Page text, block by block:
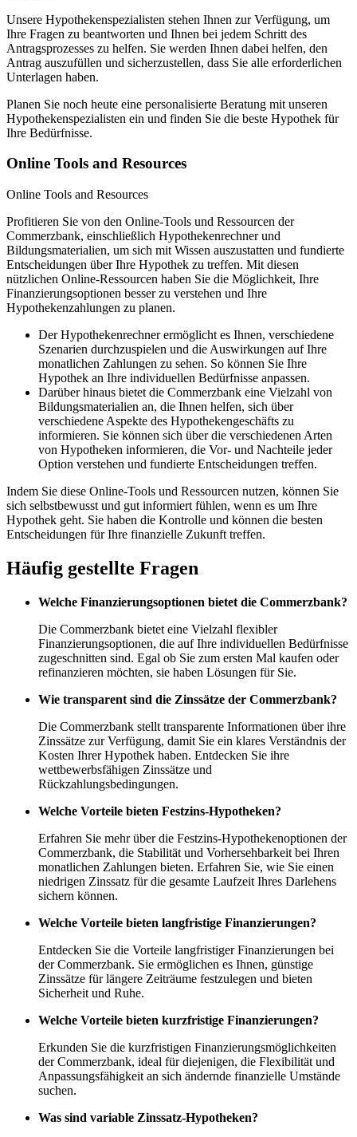
Unsere Hypothekenspezialisten stehen Ihnen zur Verfügung, um
Ihre Fragen zu beantworten und Ihnen bei jedem Schritt des
Antragsprozesses zu helfen. Sie werden Ihnen dabei helfen, den
Antrag auszufüllen und sicherzustellen, dass Sie alle erforderlichen
Unterlagen haben.
Planen Sie noch heute eine personalisierte Beratung mit unseren
Hypothekenspezialisten ein und finden Sie die beste Hypothek für
Ihre Bedürfnisse.
Online Tools and Resources
Online Tools and Resources
Profitieren Sie von den Online-Tools und Ressourcen der
Commerzbank, einschließlich Hypothekenrechner und
Bildungsmaterialien, um sich mit Wissen auszustatten und fundierte
Entscheidungen über Ihre Hypothek zu treffen. Mit diesen
nützlichen Online-Ressourcen haben Sie die Möglichkeit, Ihre
Finanzierungsoptionen besser zu verstehen und Ihre
Hypothekenzahlungen zu planen.
Der Hypothekenrechner ermöglicht es Ihnen, verschiedene
Szenarien durchzuspielen und die Auswirkungen auf Ihre
monatlichen Zahlungen zu sehen. So können Sie Ihre
Hypothek an Ihre individuellen Bedürfnisse anpassen.
Darüber hinaus bietet die Commerzbank eine Vielzahl von
Bildungsmaterialien an, die Ihnen helfen, sich über
verschiedene Aspekte des Hypothekengeschäfts zu
informieren. Sie können sich über die verschiedenen Arten
von Hypotheken informieren, die Vor- und Nachteile jeder
Option verstehen und fundierte Entscheidungen treffen.
Indem Sie diese Online-Tools und Ressourcen nutzen, können Sie
sich selbstbewusst und gut informiert fühlen, wenn es um Ihre
Hypothek geht. Sie haben die Kontrolle und können die besten
Entscheidungen für Ihre finanzielle Zukunft treffen.
Häufig gestellte Fragen
Welche Finanzierungsoptionen bietet die Commerzbank?
Die Commerzbank bietet eine Vielzahl flexibler
Finanzierungsoptionen, die auf Ihre individuellen Bedürfnisse
zugeschnitten sind. Egal ob Sie zum ersten Mal kaufen oder
refinanzieren möchten, sie haben Lösungen für Sie.
Wie transparent sind die Zinssätze der Commerzbank?
Die Commerzbank stellt transparente Informationen über ihre
Zinssätze zur Verfügung, damit Sie ein klares Verständnis der
Kosten Ihrer Hypothek haben. Entdecken Sie ihre
wettbewerbsfähigen Zinssätze und
Rückzahlungsbedingungen.
Welche Vorteile bieten Festzins-Hypotheken?
Erfahren Sie mehr über die Festzins-Hypothekenoptionen der
Commerzbank, die Stabilität und Vorhersehbarkeit bei Ihren
monatlichen Zahlungen bieten. Erfahren Sie, wie Sie einen
niedrigen Zinssatz für die gesamte Laufzeit Ihres Darlehens
sichern können.
Welche Vorteile bieten langfristige Finanzierungen?
Entdecken Sie die Vorteile langfristiger Finanzierungen bei
der Commerzbank. Sie ermöglichen es Ihnen, günstige
Zinssätze für längere Zeiträume festzulegen und bieten
Sicherheit und Ruhe.
Welche Vorteile bieten kurzfristige Finanzierungen?
Erkunden Sie die kurzfristigen Finanzierungsmöglichkeiten
der Commerzbank, ideal für diejenigen, die Flexibilität und
Anpassungsfähigkeit an sich ändernde finanzielle Umstände
suchen.
Was sind variable Zinssatz-Hypotheken?